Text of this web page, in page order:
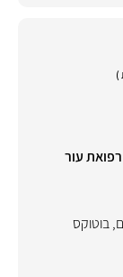
עור
,בוטוקס